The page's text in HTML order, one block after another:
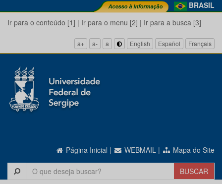
BRASIL
Ir para o conteúdo [1] | Ir para o menu [2] | Ir para a busca [3]
a+ a- a English Español Français
Página Inicial | WEBMAIL | Mapa do Site